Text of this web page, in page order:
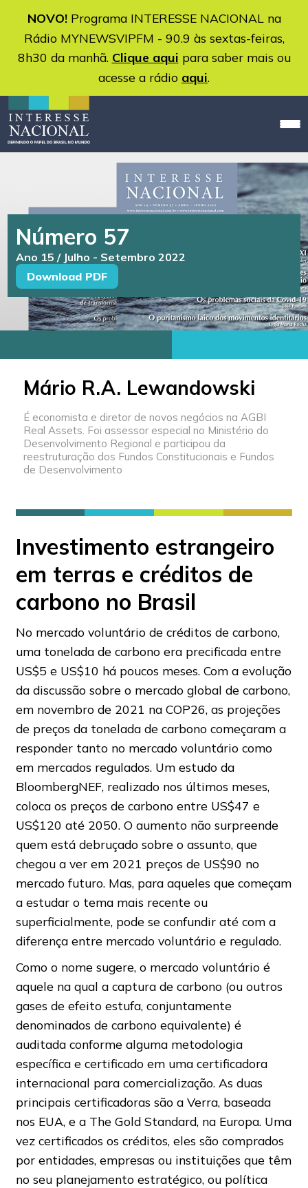
NOVO!Programa INTERESSE NACIONAL na
Rádio MYNEWSVIPFM - 90.9 às sextas-feiras,
8h30 da manhã. Clique aqui para saber mais ou
acesse a rádio aqui.
Número 57
Ano 15 / Julho - Setembro 2022
Download PDF
Mário R.A. Lewandowski
É economista e diretor de novos negócios na AGBI
Real Assets. Foi assessor especial no Ministério do
Desenvolvimento Regional e participou da
reestruturação dos Fundos Constitucionais e Fundos
de Desenvolvimento
Investimento estrangeiro
em terras e créditos de
carbono no Brasil
No mercado voluntário de créditos de carbono,
uma tonelada de carbono era precificada entre
US$5 e US$10 há poucos meses. Com a evolução
da discussão sobre o mercado global de carbono,
em novembro de 2021 na COP26, as projeções
de preços da tonelada de carbono começaram a
responder tanto no mercado voluntário como
em mercados regulados. Um estudo da
BloombergNEF, realizado nos últimos meses,
coloca os preços de carbono entre US$47 e
US$120 até 2050. O aumento não surpreende
quem está debruçado sobre o assunto, que
chegou a ver em 2021 preços de US$90 no
mercado futuro. Mas, para aqueles que começam
a estudar o tema mais recente ou
superficialmente, pode se confundir até com a
diferença entre mercado voluntário e regulado.
Como o nome sugere, o mercado voluntário é
aquele na qual a captura de carbono (ou outros
gases de efeito estufa, conjuntamente
denominados de carbono equivalente) é
auditada conforme alguma metodologia
específica e certificado em uma certificadora
internacional para comercialização. As duas
principais certificadoras são a Verra, baseada
nos EUA, e a The Gold Standard, na Europa. Uma
vez certificados os créditos, eles são comprados
por entidades, empresas ou instituições que têm
no seu planejamento estratégico, ou política